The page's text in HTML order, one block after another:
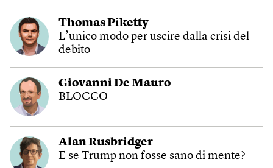
Thomas Piketty
L’unico modo per uscire dalla crisi del
debito
Giovanni De Mauro
BLOCCO
Alan Rusbridger
E se Trump non fosse sano di mente?